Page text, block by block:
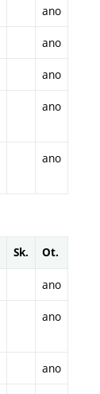
ano
ano
ano
ano
ano
Sk. Ot.
ano
ano
ano